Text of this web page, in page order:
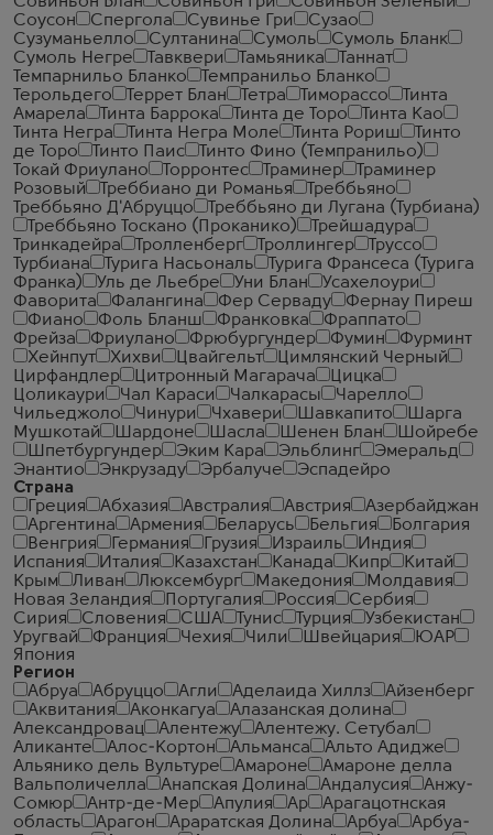
Соусон
Спергола Сувинье Гри
Сузао
Сузуманьелло
Султанина Сумоль
Сумоль Бланк
Сумоль Негре
Тавквери Тамьяника
Таннат
Темпарнильо Бланко
Темпранильо Бланко
Терольдего
Террет Блан Тетра Тиморассо
Тинта
Амарела
Тинта Баррока Тинта де Торо
Тинта Као
Тинта Негра
Тинта Негра Моле Тинта Рориш
Тинто
де Торо
Тинто Паис
Тинто Фино (Темпранильо)
Токай Фриулано
Торронтес Траминер
Траминер
Розовый
Треббиано ди Романья
Треббьяно
Треббьяно Д'Абруццо
Треббьяно ди Лугана (Турбиана)
Треббьяно Тоскано (Проканико)
Трейшадура
Тринкадейра
Тролленберг Троллингер
Труссо
Турбиана
Турига Насьональ
Турига Франсеса (Турига
Франка)
Уль де Льебре Уни Блан
Усахелоури
Фаворита
Фалангина Фер Серваду
Фернау Пиреш
Фиано
Фоль Бланш Франковка
Фраппато
Фрейза
Фриулано Фрюбургундер Фумин
Фурминт
Хейнпут
Хихви Цвайгельт
Цимлянский Черный
Цирфандлер
Цитронный Магарача
Цицка
Цоликаури
Чал Караси Чалкарасы
Чарелло
Чильеджоло
Чинури Чхавери Шавкапито
Шарга
Мушкотай
Шардоне Шасла Шенен Блан
Шойребе
Шпетбургундер
Эким Кара Эльблинг
Эмеральд
Энантио
Энкрузаду Эрбалуче
Эспадейро
Страна
Греция
Абхазия Австралия Австрия
Азербайджан
Аргентина
Армения Беларусь Бельгия
Болгария
Венгрия
Германия Грузия Израиль
Индия
Испания
Италия Казахстан Канада Кипр
Китай
Крым
Ливан Люксембург Македония
Молдавия
Новая Зеландия
Португалия Россия
Сербия
Сирия
Словения США Тунис Турция
Узбекистан
Уругвай
Франция Чехия Чили Швейцария
ЮАР
Япония
Регион
Абруа
Абруццо Агли Аделаида Хиллз
Айзенберг
Аквитания
Аконкагуа
Алазанская долина
Александровац
Алентежу
Алентежу. Сетубал
Аликанте
Алос-Кортон Альманса
Альто Адидже
Альянико дель Вультуре
Амароне
Амароне делла
Вальполичелла
Анапская Долина Андалусия
Анжу-
Сомюр
Антр-де-Мер Апулия Ар
Арагацотнская
область
Арагон Араратская Долина Арбуа
Арбуа-